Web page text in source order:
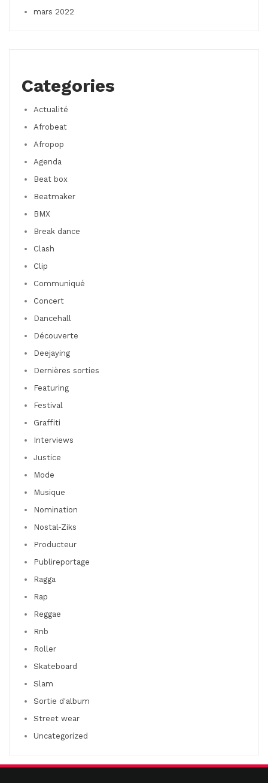
mars 2022
Categories
Actualité
Afrobeat
Afropop
Agenda
Beat box
Beatmaker
BMX
Break dance
Clash
Clip
Communiqué
Concert
Dancehall
Découverte
Deejaying
Dernières sorties
Featuring
Festival
Graffiti
Interviews
Justice
Mode
Musique
Nomination
Nostal-Ziks
Producteur
Publireportage
Ragga
Rap
Reggae
Rnb
Roller
Skateboard
Slam
Sortie d'album
Street wear
Uncategorized